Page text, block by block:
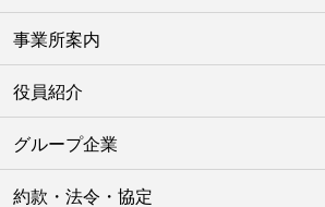
事業所案内
役員紹介
グループ企業
約款・法令・協定